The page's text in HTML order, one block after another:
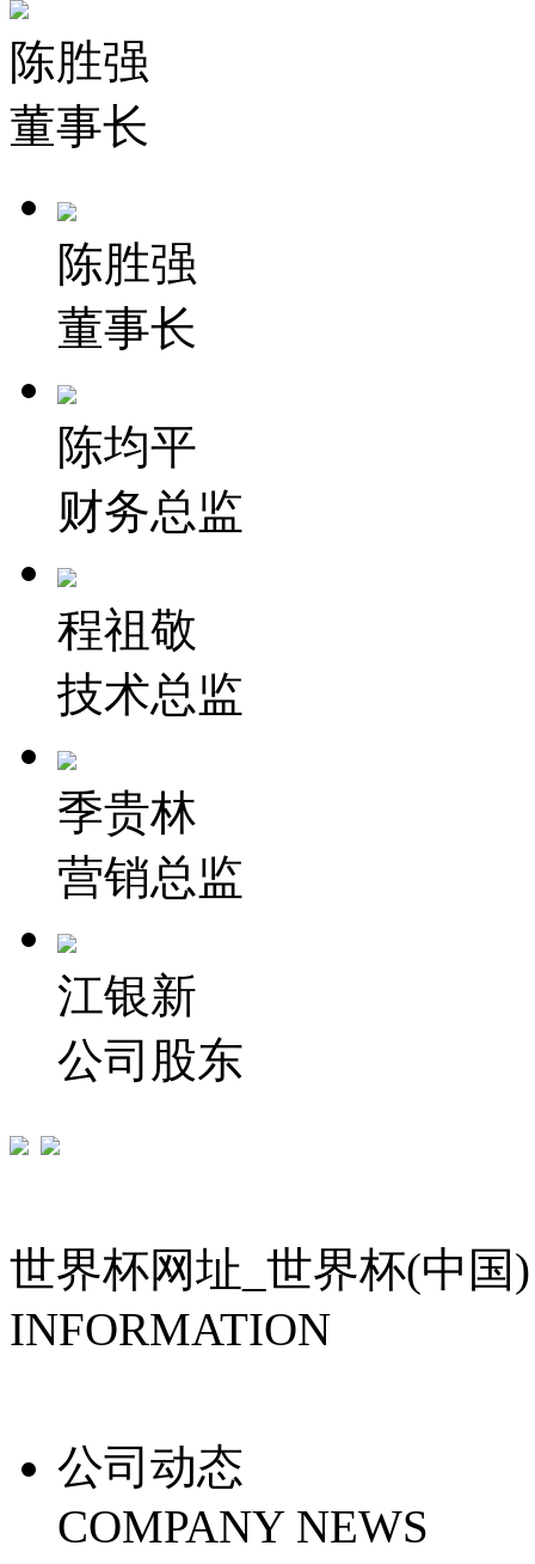
陈胜强
董事长
陈胜强
董事长
陈均平
财务总监
程祖敬
技术总监
季贵林
营销总监
江银新
公司股东
世界杯网址_世界杯(中国)
INFORMATION
公司动态
COMPANY NEWS